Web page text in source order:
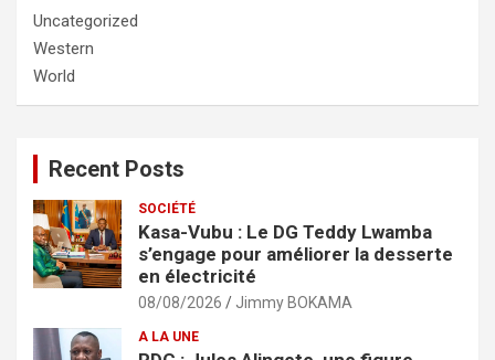
Uncategorized
Western
World
Recent Posts
SOCIÉTÉ
Kasa-Vubu : Le DG Teddy Lwamba
s’engage pour améliorer la desserte
en électricité
08/08/2026 Jimmy BOKAMA
A LA UNE